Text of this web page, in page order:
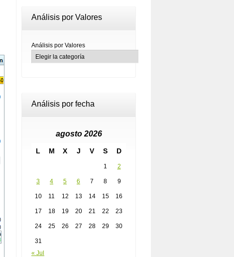
Análisis por Valores
Análisis por Valores
Análisis por fecha
agosto 2026
L M X J V S D
1 2
3 4 5 6 7 8 9
10 11 12 13 14 15 16
17 18 19 20 21 22 23
24 25 26 27 28 29 30
31
« Jul